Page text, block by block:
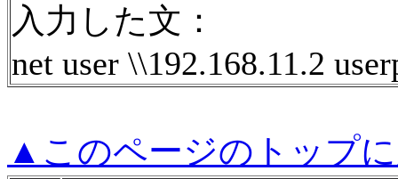
入力した文：
net user \\192.168.11.2
▲このページのトップ